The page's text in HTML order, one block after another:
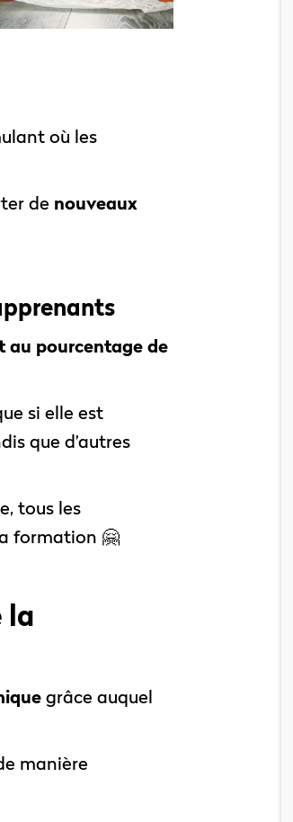
où les
de nouveaux
au pourcentage de
si elle est
que d’autres
tous les
formation 🤗
la
grâce auquel
manière